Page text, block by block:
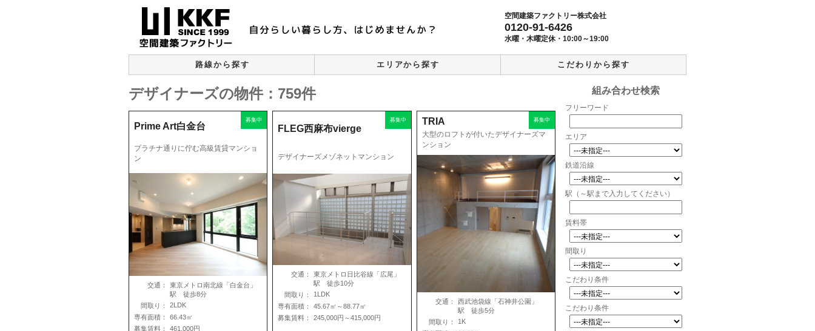
空間建築ファクトリー株式会社
0120-91-6426
水曜・木曜定休・ 10:00～19:00
路線から探す エリアから探す こだわりから探す
デザイナーズの物件：759件
Prime Art白金台
プラチナ通りに佇む高級賃貸マンショ
ン
交通：
東京メトロ南北線「白金台」
駅 徒歩8分
間取り：
2LDK
専有面積：
66.43㎡
募集賃料：
461,000円
募集中
FLEG西麻布vierge
デザイナーズメゾネットマンション
交通：
東京メトロ日比谷線「広尾」
駅 徒歩10分
間取り：
1LDK
専有面積：
45.67㎡～88.77㎡
募集賃料：
245,000円～415,000円
募集中 TRIA
大型のロフトが付いたデザイナーズマ
ンション
交通：
西武池袋線「石神井公園」
駅 徒歩5分
間取り：
1K
募集中
組み合わせ検索
フリーワード
エリア
鉄道沿線
駅（～駅まで入力してください）
賃料帯
間取り
こだわり条件
こだわり条件